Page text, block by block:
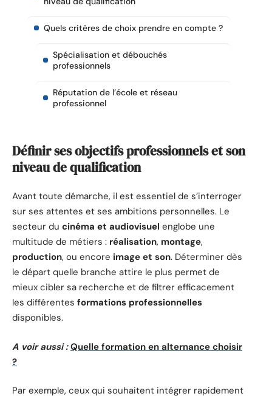
Quels critères de choix prendre en compte ?
Spécialisation et débouchés
professionnels
Réputation de l’école et réseau
professionnel
Définir ses objectifs professionnels et son
niveau de qualification
Avant toute démarche, il est essentiel de s’interroger
sur ses attentes et ses ambitions personnelles. Le
secteur du cinéma et audiovisuel englobe une
multitude de métiers : réalisation, montage,
production, ou encore image et son. Déterminer dès
le départ quelle branche attire le plus permet de
mieux cibler sa recherche et de filtrer efficacement
les différentes formations professionnelles
disponibles.
A voir aussi : Quelle formation en alternance choisir
?
Par exemple, ceux qui souhaitent intégrer rapidement